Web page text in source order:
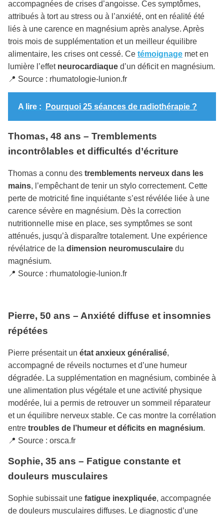
accompagnées de crises d’angoisse. Ces symptômes,
attribués à tort au stress ou à l’anxiété, ont en réalité été
liés à une carence en magnésium après analyse. Après
trois mois de supplémentation et un meilleur équilibre
alimentaire, les crises ont cessé. Ce témoignage met en
lumière l’effet neurocardiaque d’un déficit en magnésium.
📍 Source : rhumatologie-lunion.fr
A lire : Pourquoi 25 séances de radiothérapie ?
Thomas, 48 ans – Tremblements
incontrôlables et difficultés d’écriture
Thomas a connu des tremblements nerveux dans les
mains, l’empêchant de tenir un stylo correctement. Cette
perte de motricité fine inquiétante s’est révélée liée à une
carence sévère en magnésium. Dès la correction
nutritionnelle mise en place, ses symptômes se sont
atténués, jusqu’à disparaître totalement. Une expérience
révélatrice de la dimension neuromusculaire du
magnésium.
📍 Source : rhumatologie-lunion.fr
Pierre, 50 ans – Anxiété diffuse et insomnies
répétées
Pierre présentait un état anxieux généralisé,
accompagné de réveils nocturnes et d’une humeur
dégradée. La supplémentation en magnésium, combinée à
une alimentation plus végétale et une activité physique
modérée, lui a permis de retrouver un sommeil réparateur
et un équilibre nerveux stable. Ce cas montre la corrélation
entre troubles de l’humeur et déficits en magnésium.
📍 Source : orsca.fr
Sophie, 35 ans – Fatigue constante et
douleurs musculaires
Sophie subissait une fatigue inexpliquée, accompagnée
de douleurs musculaires diffuses. Le diagnostic d’une